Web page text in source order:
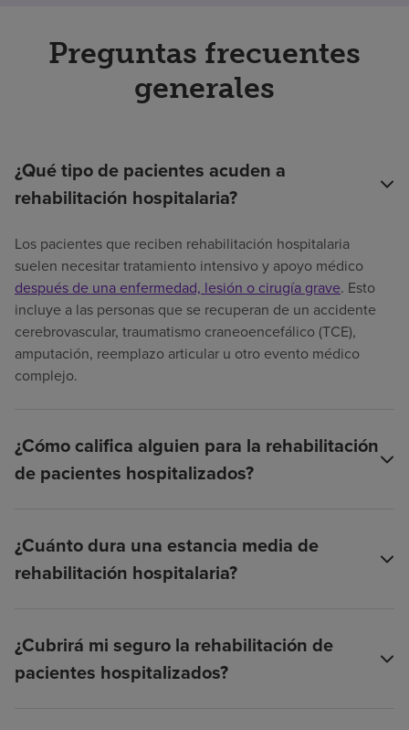
Preguntas frecuentes
generales
¿Qué tipo de pacientes acuden a
rehabilitación hospitalaria?
Los pacientes que reciben rehabilitación hospitalaria
suelen necesitar tratamiento intensivo y apoyo médico
después de una enfermedad, lesión o cirugía grave. Esto
incluye a las personas que se recuperan de un accidente
cerebrovascular, traumatismo craneoencefálico (TCE),
amputación, reemplazo articular u otro evento médico
complejo.
¿Cómo califica alguien para la rehabilitación
de pacientes hospitalizados?
¿Cuánto dura una estancia media de
rehabilitación hospitalaria?
¿Cubrirá mi seguro la rehabilitación de
pacientes hospitalizados?